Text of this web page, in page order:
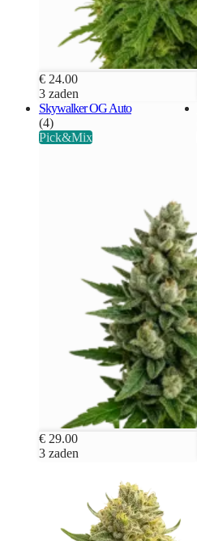
€ 24.00
3 zaden
Skywalker OG Auto
(4)
Pick&Mix
€ 29.00
3 zaden